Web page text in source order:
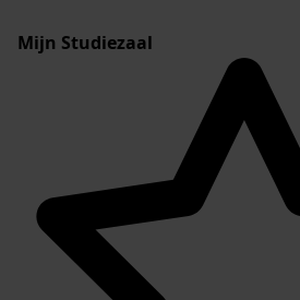
Mijn Studiezaal